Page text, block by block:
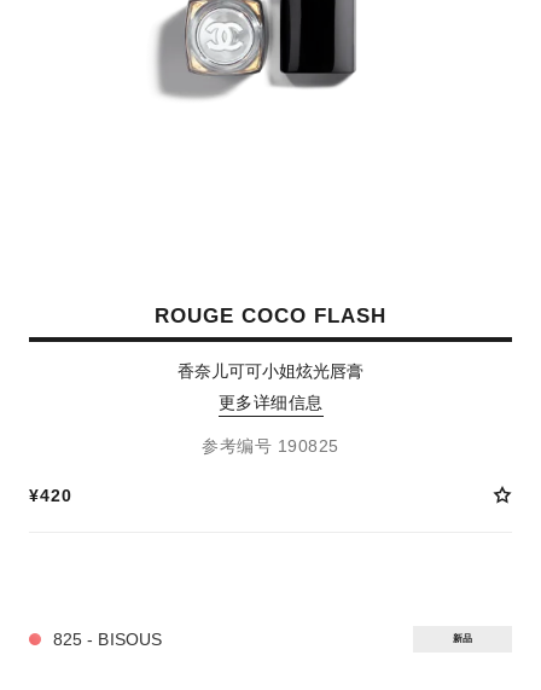
ROUGE COCO FLASH
香奈儿可可小姐炫光唇膏
更多详细信息
参考编号 190825
¥420
825 - BISOUS 新品